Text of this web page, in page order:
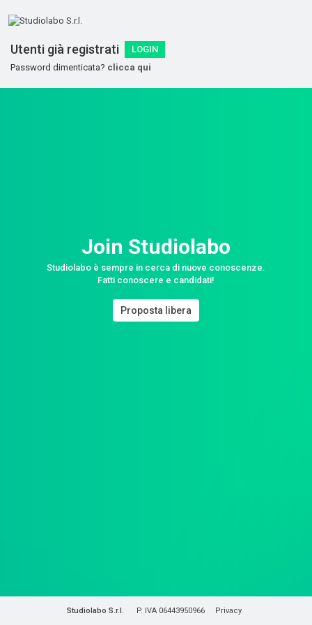
Utenti già registrati
LOGIN
Password dimenticata? clicca qui
Join Studiolabo
Studiolabo è sempre in cerca di nuove conoscenze.
Fatti conoscere e candidati!
Proposta libera
Studiolabo S.r.l. P. IVA 06443950966 Privacy